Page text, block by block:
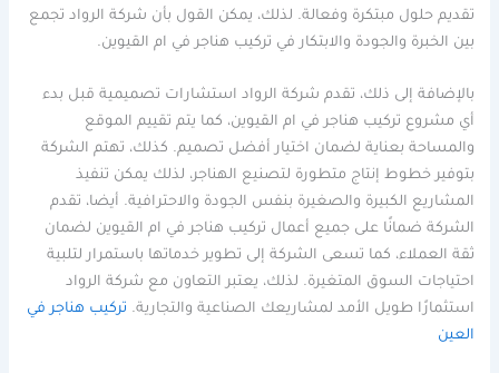
تقديم حلول مبتكرة وفعالة. لذلك، يمكن القول بأن شركة الرواد تجمع
بين الخبرة والجودة والابتكار في تركيب هناجر في ام القيوين.
بالإضافة إلى ذلك، تقدم شركة الرواد استشارات تصميمية قبل بدء
أي مشروع تركيب هناجر في ام القيوين، كما يتم تقييم الموقع
والمساحة بعناية لضمان اختيار أفضل تصميم. كذلك، تهتم الشركة
بتوفير خطوط إنتاج متطورة لتصنيع الهناجر، لذلك يمكن تنفيذ
المشاريع الكبيرة والصغيرة بنفس الجودة والاحترافية. أيضا، تقدم
الشركة ضمانًا على جميع أعمال تركيب هناجر في ام القيوين لضمان
ثقة العملاء، كما تسعى الشركة إلى تطوير خدماتها باستمرار لتلبية
احتياجات السوق المتغيرة. لذلك، يعتبر التعاون مع شركة الرواد
استثمارًا طويل الأمد لمشاريعك الصناعية والتجارية. تركيب هناجر في
العين